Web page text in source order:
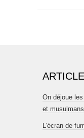
On déjoue
et musulmans
L’écran de